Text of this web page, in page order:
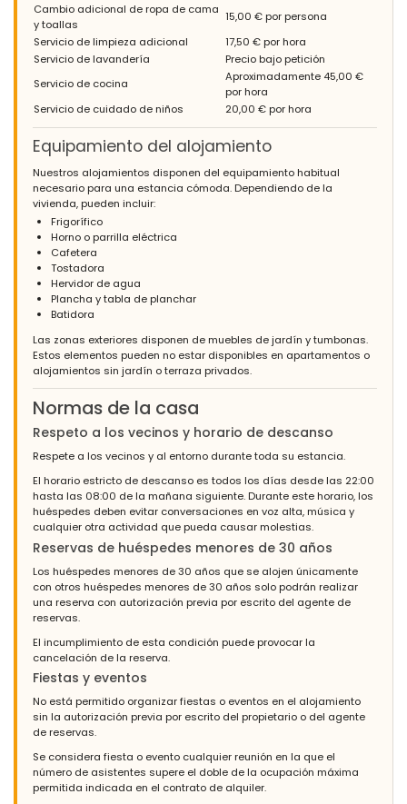
Cambio adicional de ropa de cama
y toallas
15,00 € por persona
Servicio de limpieza adicional
17,50 € por hora
Servicio de lavandería
Precio bajo petición
Servicio de cocina
Aproximadamente 45,00 €
por hora
Servicio de cuidado de niños
20,00 € por hora
Equipamiento del alojamiento
Nuestros alojamientos disponen del equipamiento habitual
necesario para una estancia cómoda. Dependiendo de la
vivienda, pueden incluir:
Frigorífico
Horno o parrilla eléctrica
Cafetera
Tostadora
Hervidor de agua
Plancha y tabla de planchar
Batidora
Las zonas exteriores disponen de muebles de jardín y tumbonas.
Estos elementos pueden no estar disponibles en apartamentos o
alojamientos sin jardín o terraza privados.
Normas de la casa
Respeto a los vecinos y horario de descanso
Respete a los vecinos y al entorno durante toda su estancia.
El horario estricto de descanso es todos los días desde las 22:00
hasta las 08:00 de la mañana siguiente. Durante este horario, los
huéspedes deben evitar conversaciones en voz alta, música y
cualquier otra actividad que pueda causar molestias.
Reservas de huéspedes menores de 30 años
Los huéspedes menores de 30 años que se alojen únicamente
con otros huéspedes menores de 30 años solo podrán realizar
una reserva con autorización previa por escrito del agente de
reservas.
El incumplimiento de esta condición puede provocar la
cancelación de la reserva.
Fiestas y eventos
No está permitido organizar fiestas o eventos en el alojamiento
sin la autorización previa por escrito del propietario o del agente
de reservas.
Se considera fiesta o evento cualquier reunión en la que el
número de asistentes supere el doble de la ocupación máxima
permitida indicada en el contrato de alquiler.